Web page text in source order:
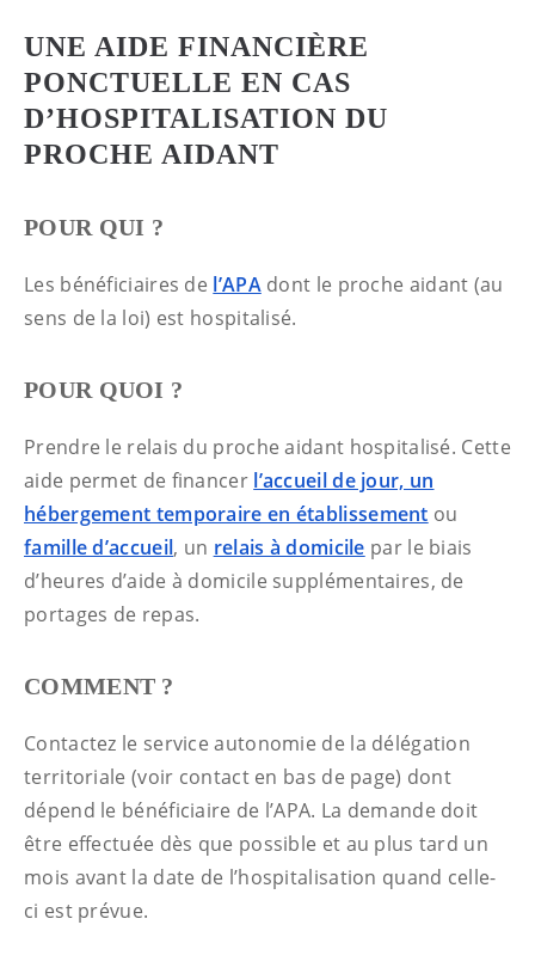
UNE AIDE FINANCIÈRE
PONCTUELLE EN CAS
D’HOSPITALISATION DU
PROCHE AIDANT
POUR QUI ?
Les bénéficiaires de l’APAdont le proche aidant (au
sens de la loi) est hospitalisé.
POUR QUOI ?
Prendre le relais du proche aidant hospitalisé. Cette
aide permet de financer l’accueil de jour, un
hébergement temporaire en établissement ou
famille d’accueil, un relais à domicile par le biais
d’heures d’aide à domicile supplémentaires, de
portages de repas.
COMMENT ?
Contactez le service autonomie de la délégation
territoriale (voir contact en bas de page) dont
dépend le bénéficiaire de l’APA. La demande doit
être effectuée dès que possible et au plus tard un
mois avant la date de l’hospitalisation quand celle-
ci est prévue.